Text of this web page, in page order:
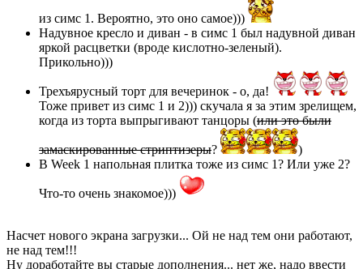
из симс 1. Вероятно, это оно самое)))
Надувное кресло и диван - в симс 1 был надувной диван
яркой расцветки (вроде кислотно-зеленый).
Прикольно)))
Трехъярусный торт для вечеринок - о, да!
Тоже привет из симс 1 и 2))) скучала я за этим зрелищем,
когда из торта выпрыгивают танцоры (или это были
замаскированные стриптизеры?
)
В Week 1 напольная плитка тоже из симс 1? Или уже 2?
Что-то очень знакомое)))
Насчет нового экрана загрузки... Ой не над тем они работают,
не над тем!!!
Ну доработайте вы старые дополнения... нет же, надо ввести